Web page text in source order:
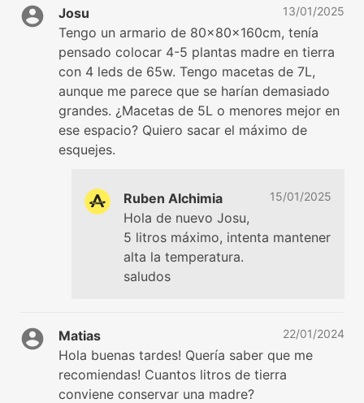
Josu 13/01/2025
Tengo un armario de 80x80x160cm, tenía
pensado colocar 4-5 plantas madre en tierra
con 4 leds de 65w. Tengo macetas de 7L,
aunque me parece que se harían demasiado
grandes. ¿Macetas de 5L o menores mejor en
ese espacio? Quiero sacar el máximo de
esquejes.
Ruben Alchimia 15/01/2025
Hola de nuevo Josu,
5 litros máximo, intenta mantener
alta la temperatura.
saludos
Matias 22/01/2024
Hola buenas tardes! Quería saber que me
recomiendas! Cuantos litros de tierra
conviene conservar una madre?